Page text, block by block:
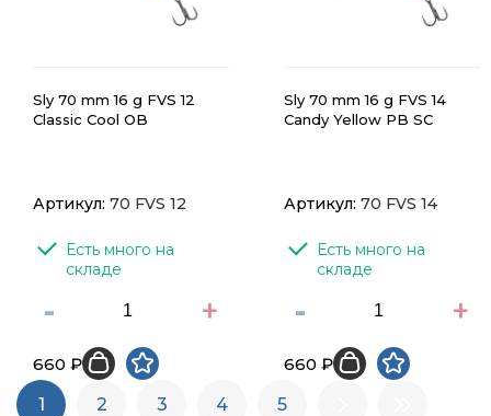
Sly 70 mm 16 g FVS 12
Classic Cool OB
Артикул: 70 FVS 12
Есть много на
складе
- +
660 ₽
Sly 70 mm 16 g FVS 14
Candy Yellow PB SC
Артикул: 70 FVS 14
Есть много на
складе
- +
660 ₽
1
2 3 4 5